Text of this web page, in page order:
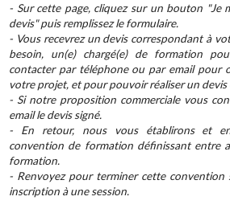
- Sur cette page, cliquez sur un bouton "Je
devis" puis remplissez le formulaire.
- Vous recevrez un devis correspondant à
besoin, un(e) chargé(e) de formation
contacter par téléphone ou par email pour
votre projet, et pour pouvoir réaliser un devis
- Si notre proposition commerciale vous
email le devis signé.
- En retour, nous vous établirons et
convention de formation définissant entre
formation.
- Renvoyez pour terminer cette convention
inscription à une session.